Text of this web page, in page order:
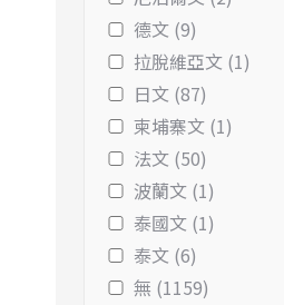
德文 (9)
拉脫維亞文 (1)
日文 (87)
柬埔寨文 (1)
法文 (50)
波蘭文 (1)
泰國文 (1)
泰文 (6)
無 (1159)